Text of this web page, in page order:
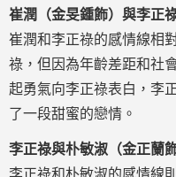
崔潤（金旻鍾飾）與李正
崔潤和李正祿的感情線相
祿，但因為年齡差距和社
起勇氣向李正祿表白，李
了一段甜蜜的戀情。
李正祿與朴敏淑（金正蘭飾
李正祿和朴敏淑的感情線